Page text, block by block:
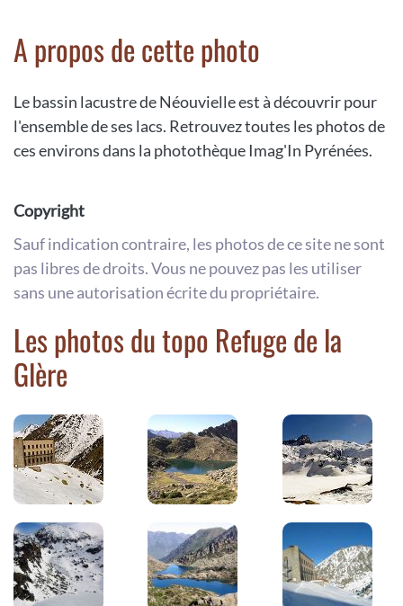
A propos de cette photo
Le bassin lacustre de Néouvielle est à découvrir pour
l'ensemble de ses lacs. Retrouvez toutes les photos de
ces environs dans la photothèque Imag'In Pyrénées.
Copyright
Sauf indication contraire, les photos de ce site ne sont
pas libres de droits. Vous ne pouvez pas les utiliser
sans une autorisation écrite du propriétaire.
Les photos du topo Refuge de la
Glère